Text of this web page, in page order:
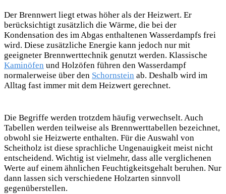
Der Brennwert liegt etwas höher als der Heizwert. Er
berücksichtigt zusätzlich die Wärme, die bei der
Kondensation des im Abgas enthaltenen Wasserdampfs frei
wird. Diese zusätzliche Energie kann jedoch nur mit
geeigneter Brennwerttechnik genutzt werden. Klassische
Kaminöfen und Holzöfen führen den Wasserdampf
normalerweise über den Schornstein ab. Deshalb wird im
Alltag fast immer mit dem Heizwert gerechnet.
Die Begriffe werden trotzdem häufig verwechselt. Auch
Tabellen werden teilweise als Brennwerttabellen bezeichnet,
obwohl sie Heizwerte enthalten. Für die Auswahl von
Scheitholz ist diese sprachliche Ungenauigkeit meist nicht
entscheidend. Wichtig ist vielmehr, dass alle verglichenen
Werte auf einem ähnlichen Feuchtigkeitsgehalt beruhen. Nur
dann lassen sich verschiedene Holzarten sinnvoll
gegenüberstellen.